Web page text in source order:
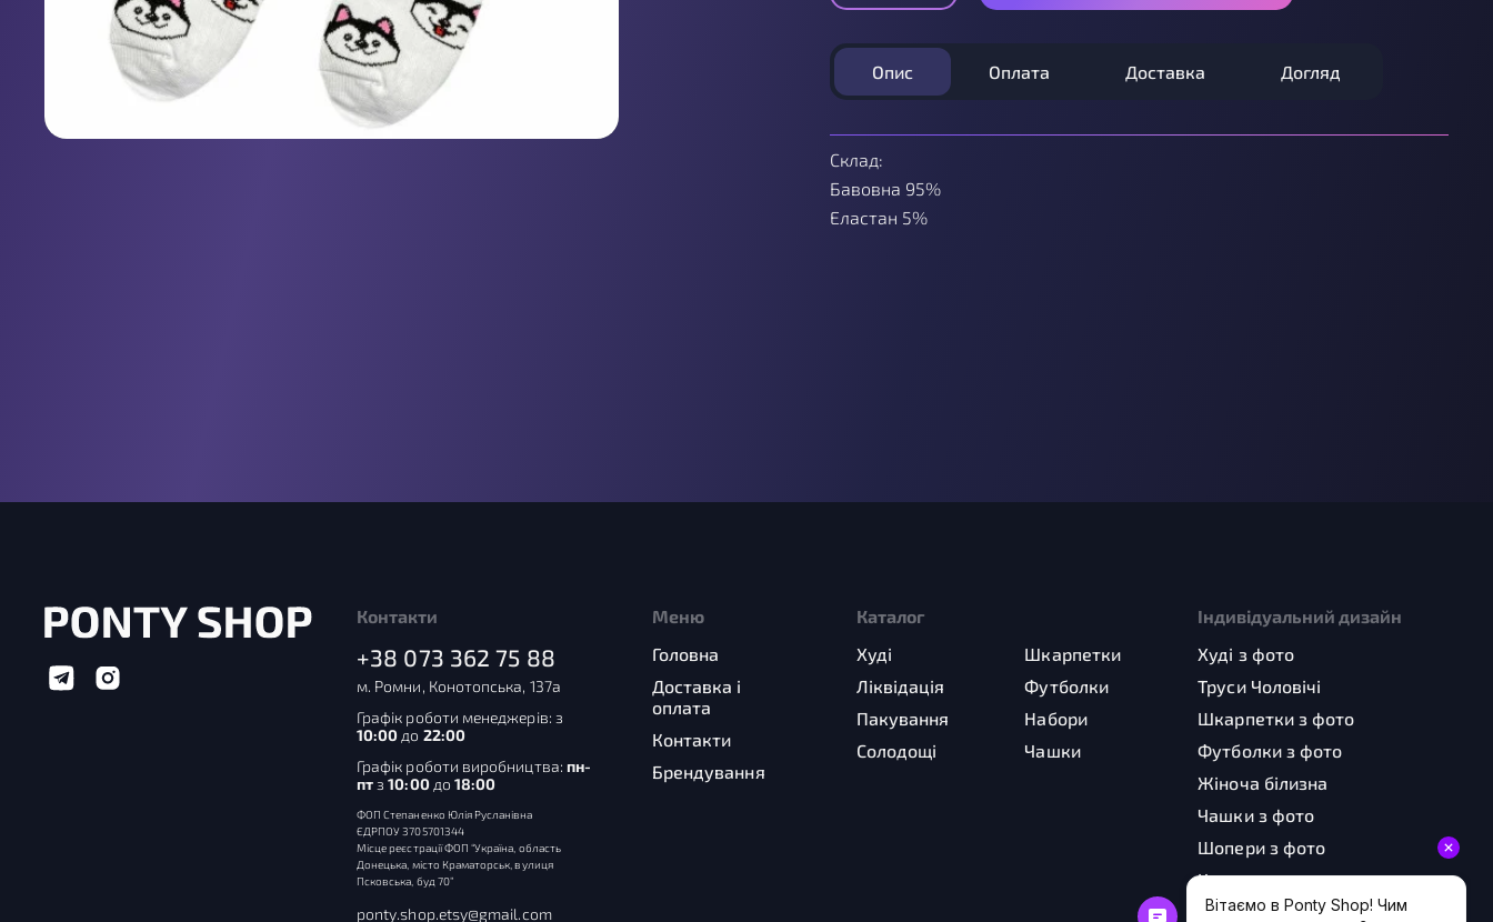
Опис Оплата Доставка Догляд
Склад:
Бавовна 95%
Еластан 5%
Контакти
+38 073 362 75 88
м. Ромни, Конотопська, 137а
Графік роботи менеджерів: з
10:00 до 22:00
Графік роботи виробництва: пн-
пт з10:00до 18:00
ФОП Степаненко Юлія Русланівна
ЄДРПОУ 3705701344
Місце реєстрації ФОП “Україна, область
Донецька, місто Краматорськ, вулиця
Псковська, буд 70”
ponty.shop.etsy@gmail.com
Меню
Головна
Доставка і
оплата
Контакти
Брендування
Каталог
Худі
Шкарпетки
Ліквідація
Футболки
Пакування
Набори
Солодощі
Чашки
Індивідуальний дизайн
Худі з фото
Труси Чоловічі
Шкарпетки з фото
Футболки з фото
Жіноча білизна
Чашки з фото
Шопери з фото
Картини